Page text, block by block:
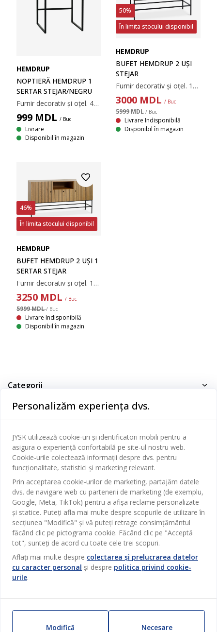
HEMDRUP
NOPTIERĂ HEMDRUP 1
SERTAR STEJAR/NEGRU
Furnir decorativ și oțel. 40x55x38 cm
999 MDL / Buc
Livrare
Disponibil în magazin
50%
În limita stocului disponibil
HEMDRUP
BUFET HEMDRUP 2 UȘI
STEJAR
Furnir decorativ și oțel. 100x80x41 cm
3000 MDL / Buc
5999 MDL/ Buc
Livrare Indisponibilă
Disponibil în magazin
46%
În limita stocului disponibil
HEMDRUP
BUFET HEMDRUP 2 UȘI 1
SERTAR STEJAR
Furnir decorativ și oțel. 150x80x41 cm
3250 MDL / Buc
5999 MDL/ Buc
Livrare Indisponibilă
Disponibil în magazin
Categorii
Dormitor
Birou
Sufragerie
Bucătărie
Depozitare
Perdele
Grădină
Outlet
Contact Relații Clienți
Magazine și program
Broșură
Termeni si conditii vânzări online
Garantia prețului
Garanția Produselor
Politica de confidentialitate
Card cadou
Beneficii pentru clienți
Livrare
JYSK
Despre JYSK
JYSK.com
Presă
Locuri de muncă
Newsletter
Inspirație
JYSK BUSINESS TO BUSINESS
Sustenabilitate
SEDIU CENTRAL
TAROL-DD S.R.L. str. Jubiliara, 41A mun. Chișinău, Republica
Moldova
JYSK BUSINESS TO BUSINESS
Vânzări și relații clienți persoane juridice
E-mail: jysk@jysk.md
JYSK RELAȚII CLIENȚI
Contact Relații Clienți
Telefon: 022 022 030
E-mail: support@jysk.md
Urmărește Jysk
Personalizăm experiența dvs.
JYSK utilizează cookie-uri și identificatori mobili pentru a
asigura o experiență confortabilă pe site-ul nostru web.
Cookie-urile colectează informații despre dvs. pentru
funcționalitate, statistici și marketing relevant.
Prin acceptarea cookie-urilor de marketing, partajăm datele
dvs. de navigare web cu partenerii de marketing (de exemplu,
Google, Meta, TikTok) pentru a afișa reclame personalizate
și statice. Puteți afla mai multe despre scopurile de utilizare în
secțiunea "Modifică" și vă puteți retrage consimțământul
făcând clic pe pictograma cookie. Făcând clic pe "Acceptă
tot", sunteți de acord cu toate cele trei scopuri.
Aflați mai multe despre colectarea și prelucrarea datelor
cu caracter personal și despre politica privind cookie-
urile.
Modifică Necesare